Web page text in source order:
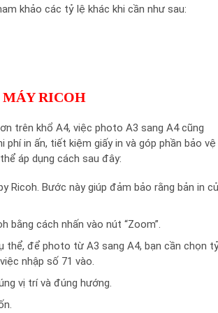
khảo các tỷ lệ khác khi cần như sau:
MÁY RICOH
trên khổ A4, việc photo A3 sang A4 cũng
in ấn, tiết kiệm giấy in và góp phần bảo vệ
áp dụng cách sau đây:
Ricoh. Bước này giúp đảm bảo rằng bản in
bằng cách nhấn vào nút “Zoom”.
thể, để photo từ A3 sang A4, bạn cần chọn
nhập số 71 vào.
vị trí và đúng hướng.